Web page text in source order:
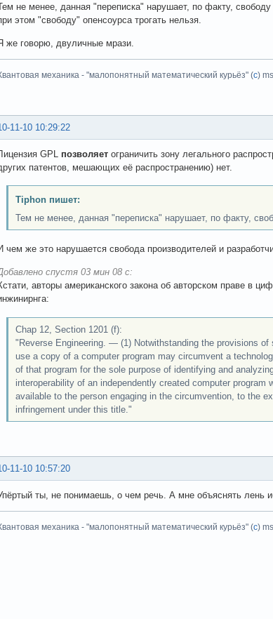
не менее, данная "переписка" нарушает, по факту, свободу
этом "свободу" опенсоурса трогать нельзя.
же говорю, двуличные мрази.
механика - "малопонятный математический курьёз" (с)
11-10 10:29:22
GPL позволяет ограничить зону легального
патентов, мешающих её распространению) нет.
Tiphon пишет:
Тем не менее, данная "переписка" нарушает, по факту,
чем же это нарушается свобода производителей и
спустя 03 мин 08 с:
авторы американского закона об авторском праве в
Chap 12, Section 1201 (f):
"Reverse Engineering. — (1) Notwithstanding the provisions
use a copy of a computer program may circumvent a
of that program for the sole purpose of identifying and
interoperability of an independently created computer
available to the person engaging in the circumvention, to the
infringement under this title."
11-10 10:57:20
ты, не понимаешь, о чем речь. А мне объяснять лень
механика - "малопонятный математический курьёз" (с)